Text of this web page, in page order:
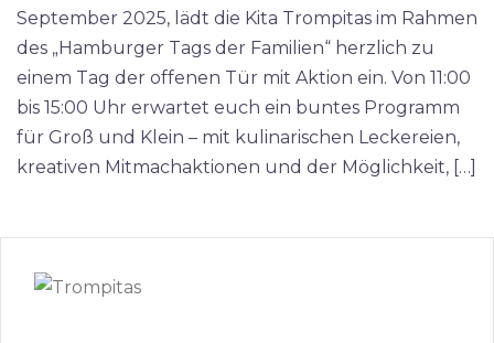
September 2025, lädt die Kita Trompitas im Rahmen
des „Hamburger Tags der Familien“ herzlich zu
einem Tag der offenen Tür mit Aktion ein. Von 11:00
bis 15:00 Uhr erwartet euch ein buntes Programm
für Groß und Klein – mit kulinarischen Leckereien,
kreativen Mitmachaktionen und der Möglichkeit, […]